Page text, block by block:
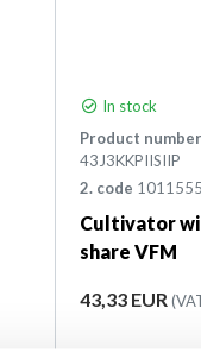
In stock
Product number
43J3KKPIISIIP
2. code
Cultivator
share VFM
Price
43,33 EUR